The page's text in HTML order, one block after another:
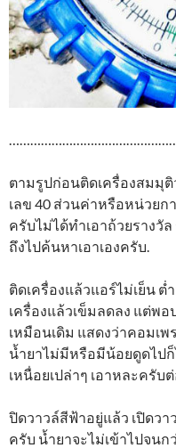
ตามรูปก่อนติดเครื่องสมมุติ
เลข 40 ส่วนค่าหรือหน่วยก
ครับไม่ได้ทำเอาถ้วยรางวั
ถึงไปค้นหาเอาเองครับ.
ติดเครื่องแล้วแอร์ไม่เย็น ต่
เครื่องแล้วเข็มลดลง แต่พ
เหมือนเดิม แสดงว่าคอมเ
น้ำยาไม่มีหรือมีน้อยดูดไป
เหนื่อยเปล่าๆ เอาหละครับ
ปิดวาวล์สีฟ้าอยู่แล้ว เปิดว
ครับ น้ำยาจะไม่เข้าไปจนก